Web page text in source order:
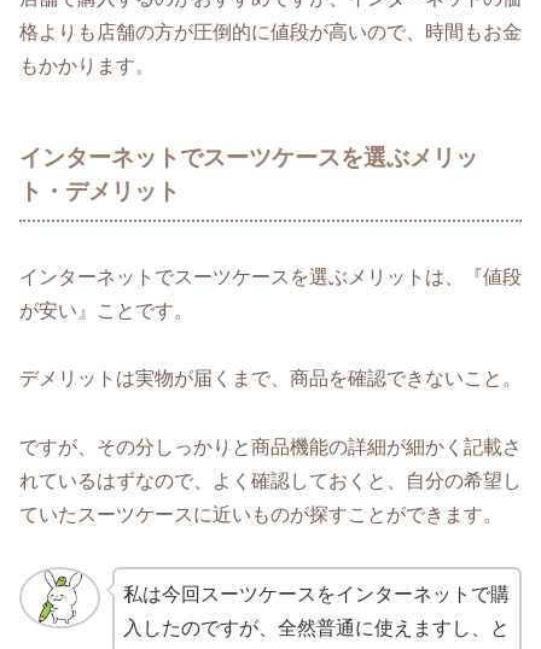
格よりも店舗の方が圧倒的に値段が高いので、時間もお金
もかかります。
インターネットでスーツケースを選ぶメリッ
ト・デメリット
インターネットでスーツケースを選ぶメリットは、『値段
が安い』ことです。
デメリットは実物が届くまで、商品を確認できないこと。
ですが、その分しっかりと商品機能の詳細が細かく記載さ
れているはずなので、よく確認しておくと、自分の希望し
ていたスーツケースに近いものが探すことができます。
私は今回スーツケースをインターネットで購
入したのですが、全然普通に使えますし、と